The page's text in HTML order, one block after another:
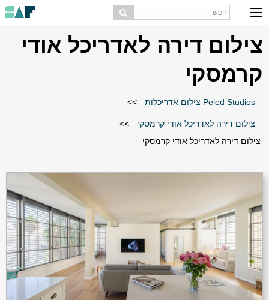
צילום דירה לאדריכל אודי
קרמסקי
Peled Studios צילום אדריכלות >>
צילום דירה לאדריכל אודי קרמסקי
>>
צילום דירה לאדריכל אודי קרמסקי